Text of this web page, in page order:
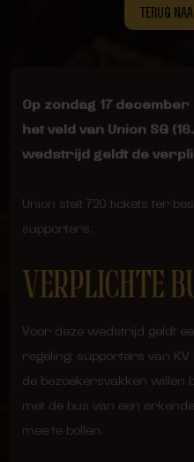
TERUG
Op zondag 17
het veld van Union SG
wedstrijd geldt de
Union stelt 720 tickets ter
supporters.
VERPLICHTE
Voor deze wedstrijd geldt
regeling: supporters van
de bezoekersvakken willen
met de bus van een
mee te bollen.